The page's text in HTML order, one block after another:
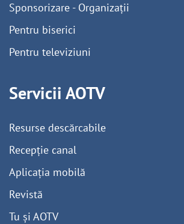
Sponsorizare - Organizații
Pentru biserici
Pentru televiziuni
Servicii AOTV
Resurse descărcabile
Recepție canal
Aplicația mobilă
Revistă
Tu și AOTV